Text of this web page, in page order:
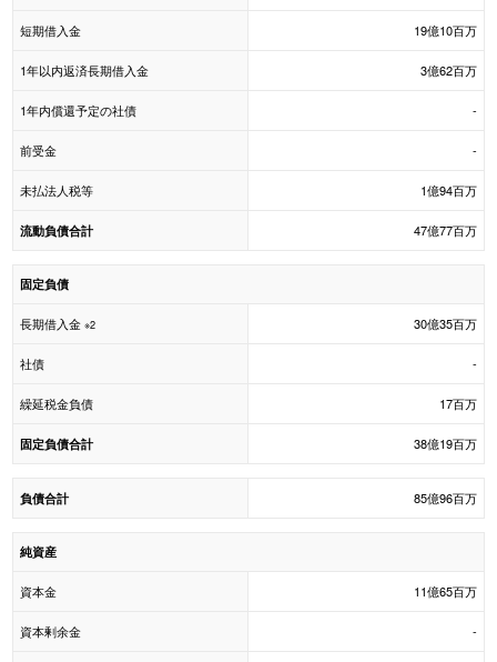
短期借入金 19億10百万
1年以内返済長期借入金 3億62百万
1年内償還予定の社債 -
前受金 -
未払法人税等 1億94百万
流動負債合計 47億77百万
固定負債
長期借入金 ※2 30億35百万
社債 -
繰延税金負債 17百万
固定負債合計 38億19百万
負債合計 85億96百万
純資産
資本金 11億65百万
資本剰余金 -